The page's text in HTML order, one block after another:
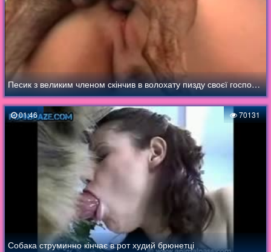
Песик з великим членом скінчив в волохату пизду своєї господині
01:46 70131
Собака струминно кінчає в рот худий брюнетці